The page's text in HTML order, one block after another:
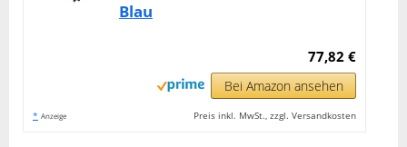
Blau
77,82 €
Bei Amazon ansehen
* Anzeige Preis inkl. MwSt., zzgl. Versandkosten